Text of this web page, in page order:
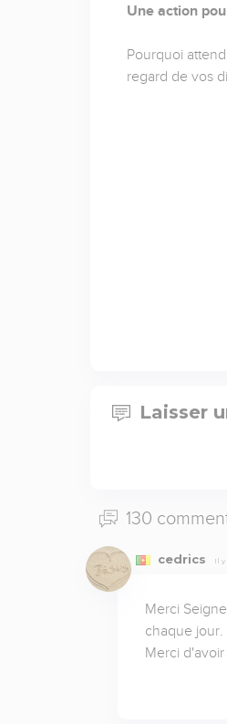
Une action
Pourquoi
regard de vos
Laisser
130
cedrics Il y
Merci
chaque jour.
Merci